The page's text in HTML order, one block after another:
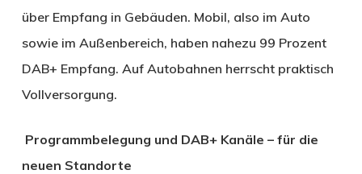
über Empfang in Gebäuden. Mobil, also im Auto
sowie im Außenbereich, haben nahezu 99 Prozent
DAB+ Empfang. Auf Autobahnen herrscht praktisch
Vollversorgung.
Programmbelegung und DAB+ Kanäle – für die
neuen Standorte